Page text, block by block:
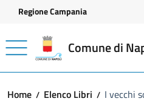
Vai ai contenuti
Vai al footer
Regione Campania
Comune di
Home Elenco Libri I vecchi